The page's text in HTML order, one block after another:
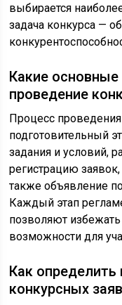
выбирается
задача конкурса —
Какие
проведение
Процесс
подготовительный
задания и условий,
регистрацию
также объявление
Каждый этап
позволяют
возможности для
Как определить
конкурсных